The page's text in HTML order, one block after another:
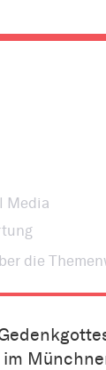
Media
die
im